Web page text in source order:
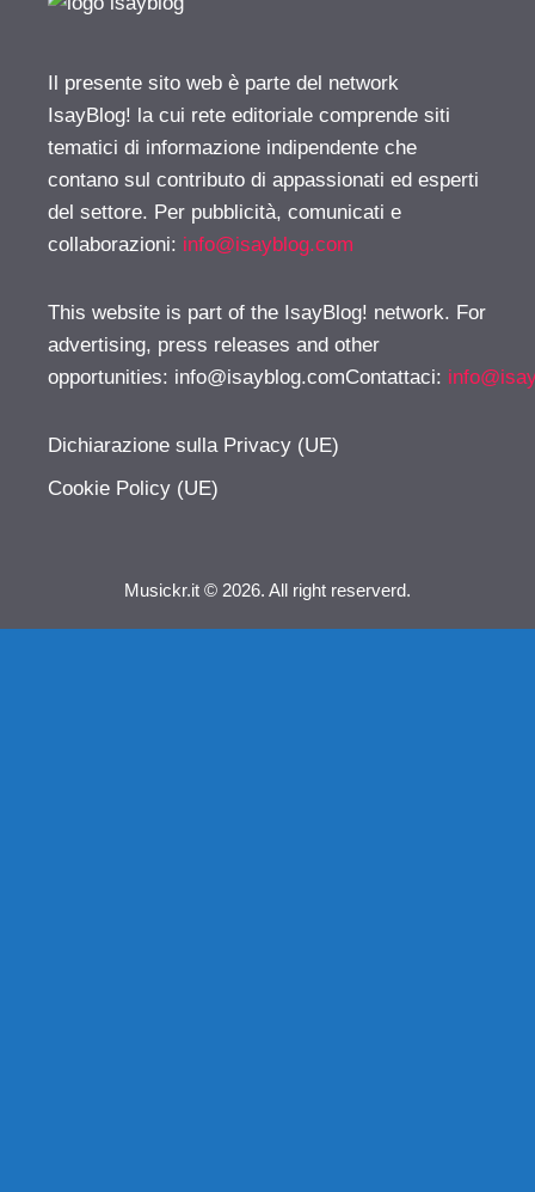
Il presente sito web è parte del network
IsayBlog! la cui rete editoriale comprende siti
tematici di informazione indipendente che
contano sul contributo di appassionati ed esperti
del settore. Per pubblicità, comunicati e
collaborazioni: info@isayblog.com
This website is part of the IsayBlog! network. For
advertising, press releases and other
opportunities: info@isayblog.comContattaci:
Dichiarazione sulla Privacy (UE)
Cookie Policy (UE)
Musickr.it © 2026. All right reserverd.